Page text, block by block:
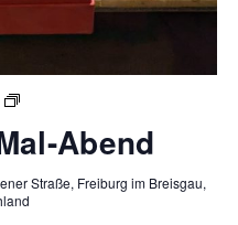
Miniaturen
Abend Abend
Straße, Freiburg im Breisgau,